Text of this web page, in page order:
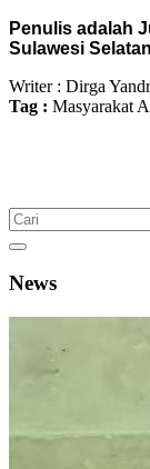
Penulis adalah
Sulawesi Selatan
Writer : Dirga
Tag : Masyarakat
News